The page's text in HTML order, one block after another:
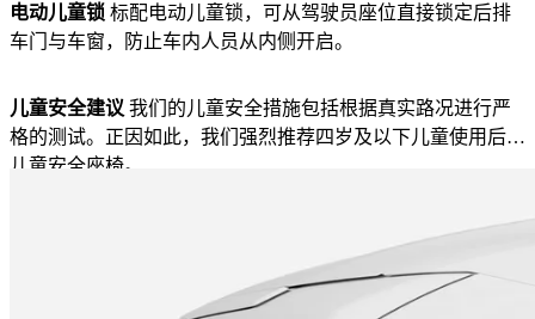
电动儿童锁
车门与车窗，防止车内人员从内侧开启。
儿童安全建议
格的测试。正因如此，我们强烈推荐四岁及以下儿童使用后向
儿童安全座椅。